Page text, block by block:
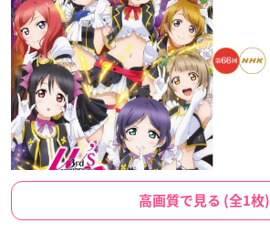
高画質で見る (全1枚)